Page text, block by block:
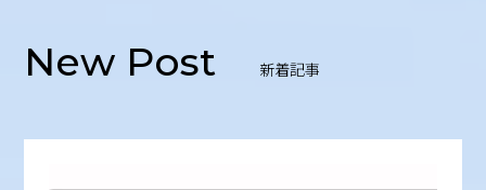
New Post 新着記事